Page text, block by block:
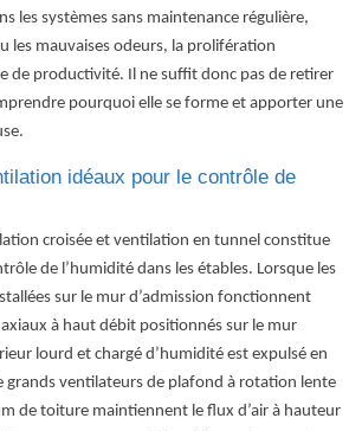
les systèmes sans maintenance régulière,
les mauvaises odeurs, la prolifération
de productivité. Il ne suffit donc pas de retirer
pourquoi elle se forme et apporter une
idéaux pour le contrôle de
croisée et ventilation en tunnel constitue
de l’humidité dans les étables. Lorsque les
sur le mur d’admission fonctionnent
à haut débit positionnés sur le mur
lourd et chargé d’humidité est expulsé en
grands ventilateurs de plafond à rotation lente
de toiture maintiennent le flux d’air à hauteur